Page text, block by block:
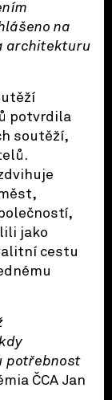
na
architekturu
potvrdila
soutěží,
jako
cestu
potřebnost
ČCA Jan